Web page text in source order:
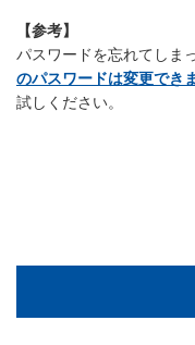
【参考】
パスワードを忘れてしま
のパスワードは変更でき
試しください。